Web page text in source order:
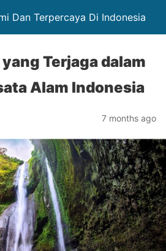
Dan Terpercaya Di Indonesia
Terjaga dalam
Alam Indonesia
7 months ago